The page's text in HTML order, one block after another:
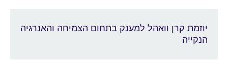
יוזמת קרן וואהל למענק בתחום הצמיחה והאנרגיה
הנקייה